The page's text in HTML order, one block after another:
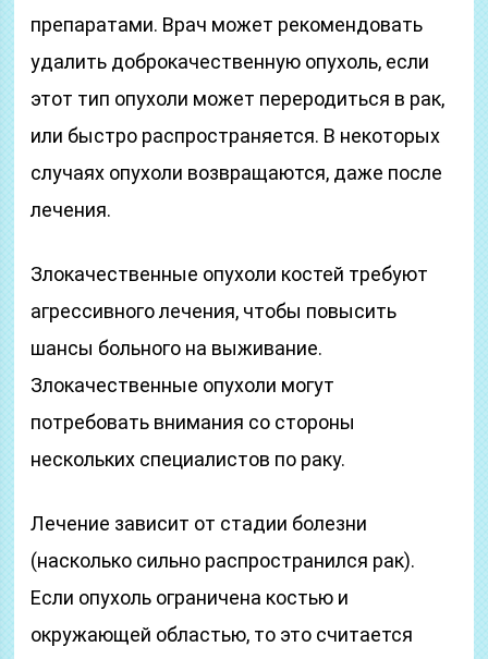
препаратами. Врач может рекомендовать
удалить доброкачественную опухоль, если
этот тип опухоли может переродиться в рак,
или быстро распространяется. В некоторых
случаях опухоли возвращаются, даже после
лечения.
Злокачественные опухоли костей требуют
агрессивного лечения, чтобы повысить
шансы больного на выживание.
Злокачественные опухоли могут
потребовать внимания со стороны
нескольких специалистов по раку.
Лечение зависит от стадии болезни
(насколько сильно распространился рак).
Если опухоль ограничена костью и
окружающей областью, то это считается